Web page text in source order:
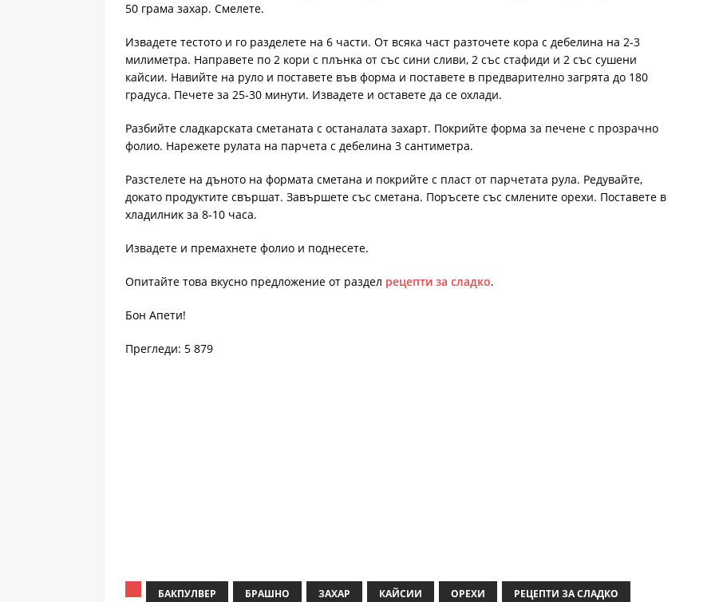
50 грама захар. Смелете.
Извадете тестото и го разделете на 6 части. От всяка част разточете кора с дебелина на 2-3
милиметра. Направете по 2 кори с плънка от със сини сливи, 2 със стафиди и 2 със сушени
кайсии. Навийте на руло и поставете във форма и поставете в предварително загрята до 180
градуса. Печете за 25-30 минути. Извадете и оставете да се охлади.
Разбийте сладкарската сметаната с останалата захарт. Покрийте форма за печене с прозрачно
фолио. Нарежете рулата на парчета с дебелина 3 сантиметра.
Разстелете на дъното на формата сметана и покрийте с пласт от парчетата рула. Редувайте,
докато продуктите свършат. Завършете със сметана. Поръсете със смлените орехи. Поставете в
хладилник за 8-10 часа.
Извадете и премахнете фолио и поднесете.
Опитайте това вкусно предложение от раздел рецепти за сладко.
Бон Апети!
Прегледи: 5 879
БАКПУЛВЕР БРАШНО ЗАХАР КАЙСИИ ОРЕХИ РЕЦЕПТИ ЗА СЛАДКО